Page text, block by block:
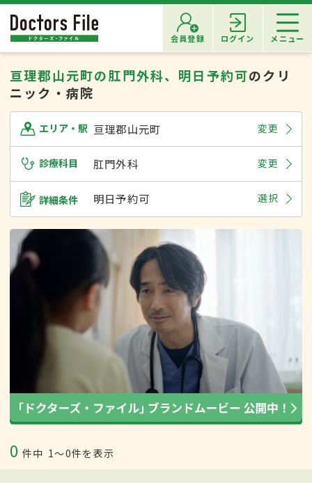
会員登録 ログイン メニュー
亘理郡山元町の肛門外科、明日予約可のクリ
ニック・病院
エリア・駅 亘理郡山元町 変更
診療科目 肛門外科 変更
詳細条件 明日予約可 選択
0 件中 1〜0件を表示